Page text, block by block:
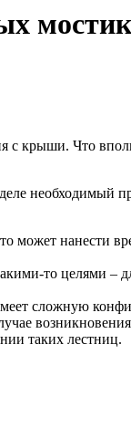
с крыши. Что
необходимый
может нанести
то целями –
сложную
таких лестниц.